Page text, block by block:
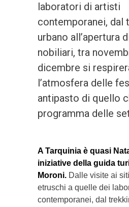
laboratori di artisti
contemporanei, dal
urbano all’apertura
nobiliari, tra
dicembre si
l’atmosfera delle
antipasto di quello
programma delle
A Tarquinia è quasi
iniziative della guida
Moroni. Dalle visite ai
etruschi a quelle dei
contemporanei, dal